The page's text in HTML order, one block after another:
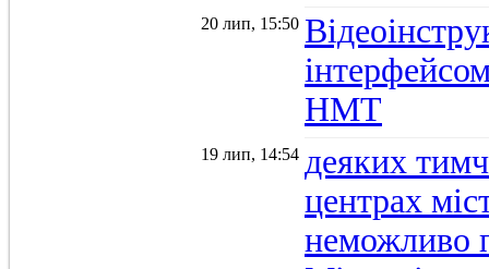
20 лип, 15:50
НМТ
19 лип, 14:54 деяких
центрах
неможливо